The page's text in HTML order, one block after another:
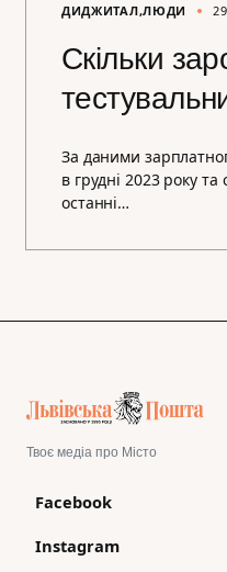
ДИДЖИТАЛ ЛЮДИ
Скільки
За даними
в грудні 2023 року та
останні…
Твоє медіа про Місто
Facebook
Instagram